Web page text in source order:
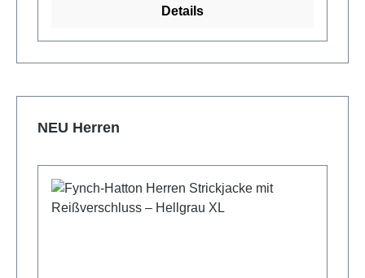
Details
Produktgalerie überspringen
NEU Herren